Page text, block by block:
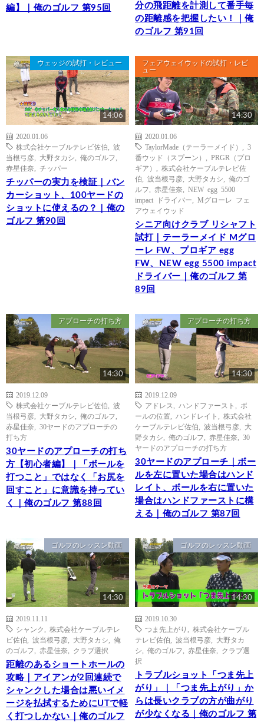
編】｜俺のゴルフ 第95回
分の飛距離を計測して番手毎
の距離感を把握したい！｜俺
のゴルフ 第91回
ウェッジの試打・レビュー
14:06
2020.01.06
株式会社ケーブルテレビ佐伯
波
当根弓彦
大野タカシ 俺のゴルフ
赤星佳奈
チッパー
チッパーの実力を検証｜バン
カーショット、100ヤードの
ショットに使えるの？｜俺の
ゴルフ 第90回
フェアウェイウッドの試打・レビ
ュー
14:30
2020.01.06
TaylorMade（テーラーメイド）
3
番ウッド（スプーン）
PRGR（プロ
ギア）
株式会社ケーブルテレビ佐
伯
波当根弓彦 大野タカシ
俺のゴ
ルフ
赤星佳奈
NEW egg 5500
impact ドライバー
Mグローレ フェ
アウェイウッド
シニア向けクラブ リシャフト
試打｜テーラーメイド Mグロ
ーレ FW、プロギア egg
FW、NEW egg 5500 impact
ドライバー｜俺のゴルフ 第
89回
アプローチの打ち方
14:30
2019.12.09
株式会社ケーブルテレビ佐伯
波
当根弓彦
大野タカシ 俺のゴルフ
赤星佳奈
30ヤードのアプローチの
打ち方
30ヤードのアプローチの打ち
方【初心者編】｜「ボールを
打つこと」ではなく「お尻を
回すこと」に意識を持ってい
く｜俺のゴルフ 第88回
アプローチの打ち方
14:30
2019.12.09
アドレス
ハンドファースト
ボ
ールの位置
ハンドレイト
株式会社
ケーブルテレビ佐伯
波当根弓彦
大
野タカシ
俺のゴルフ 赤星佳奈
30
ヤードのアプローチの打ち方
30ヤードのアプローチ｜ボー
ルを左に置いた場合はハンド
レイト、ボールを右に置いた
場合はハンドファーストに構
える｜俺のゴルフ 第87回
ゴルフのレッスン動画
14:30
2019.11.11
シャンク
株式会社ケーブルテレ
ビ佐伯
波当根弓彦 大野タカシ
俺
のゴルフ
赤星佳奈 クラブ選択
距離のあるショートホールの
攻略｜アイアンが2回連続で
シャンクした場合は悪いイメ
ージを払拭するためにUTで軽
く打つしかない｜俺のゴルフ
ゴルフのレッスン動画
14:30
2019.10.30
つま先上がり
株式会社ケーブル
テレビ佐伯
波当根弓彦
大野タカ
シ
俺のゴルフ 赤星佳奈
クラブ選
択
トラブルショット「つま先上
がり」｜「つま先上がり」か
らは長いクラブの方が曲がり
が少なくなる｜俺のゴルフ 第